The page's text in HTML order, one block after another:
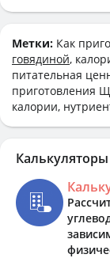
Метки: Как
говядиной,
питательная
приготовления
калории,
Калькуляторы